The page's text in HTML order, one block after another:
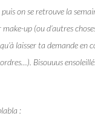
puis on se retrouve la
up (ou d’autres
laisser ta demande en
Bisouuus
: